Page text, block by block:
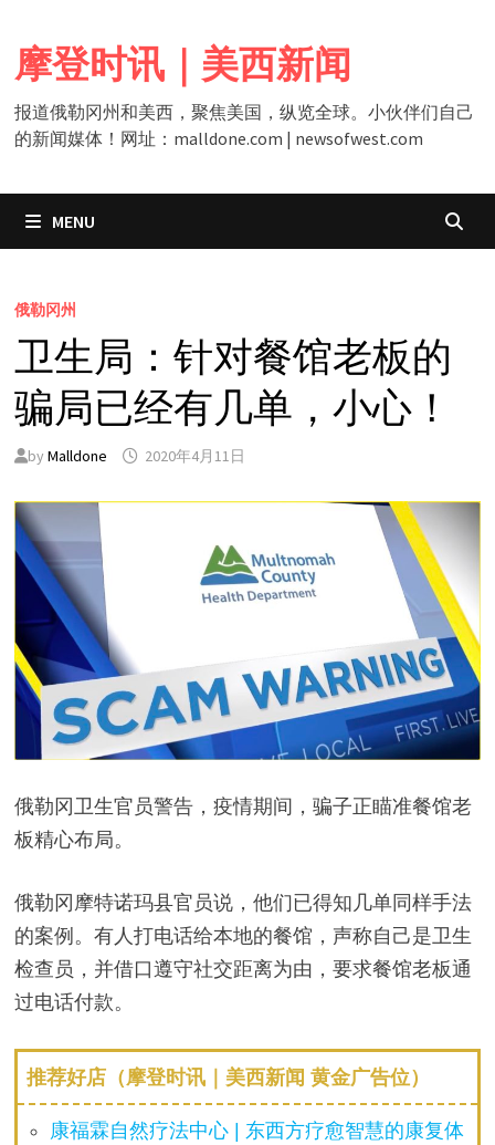
content
摩登时讯｜美西新闻
报道俄勒冈州和美西，聚焦美国，纵览全球。小伙伴们自己
的新闻媒体！网址：malldone.com | newsofwest.com
MENU
俄勒冈州
卫生局：针对餐馆老板的
骗局已经有几单，小心！
by Malldone 2020年4月11日
俄勒冈卫生官员警告，疫情期间，骗子正瞄准餐馆老
板精心布局。
俄勒冈摩特诺玛县官员说，他们已得知几单同样手法
的案例。有人打电话给本地的餐馆，声称自己是卫生
检查员，并借口遵守社交距离为由，要求餐馆老板通
过电话付款。
推荐好店（摩登时讯｜美西新闻 黄金广告位）
康福霖自然疗法中心 | 东西方疗愈智慧的康复体